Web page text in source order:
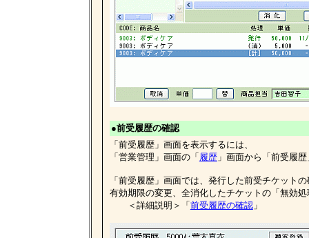
●前受履歴の確認
「前受履歴」画面を表示するには、
「営業管理」画面の「 履歴」画面から「前受履
「前受履歴」画面では、発行した前受チケット
有効期限の変更、全消化したチケットの「無効
＜詳細説明＞「 前受履歴の確認」